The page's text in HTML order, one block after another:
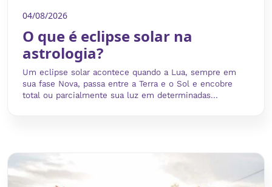
04/08/2026
O que é eclipse solar na
astrologia?
Um eclipse solar acontece quando a Lua, sempre em
sua fase Nova, passa entre a Terra e o Sol e encobre
total ou parcialmente sua luz em determinadas...